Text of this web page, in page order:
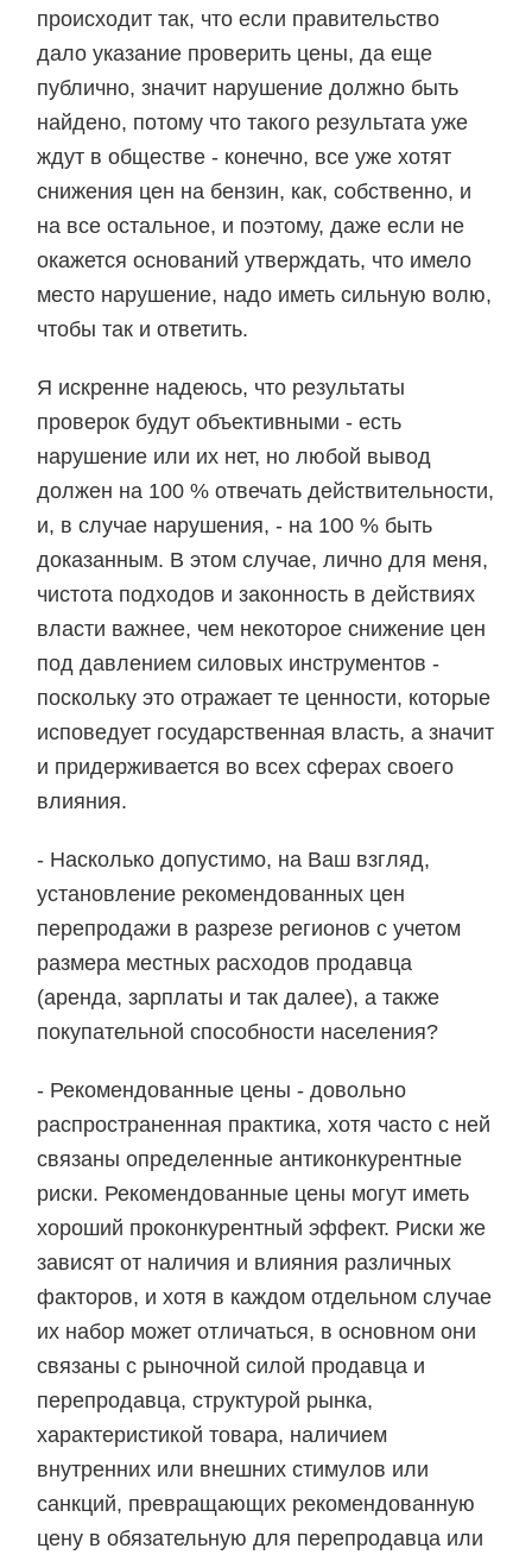
происходит так, что если правительство
дало указание проверить цены, да еще
публично, значит нарушение должно быть
найдено, потому что такого результата уже
ждут в обществе - конечно, все уже хотят
снижения цен на бензин, как, собственно, и
на все остальное, и поэтому, даже если не
окажется оснований утверждать, что имело
место нарушение, надо иметь сильную волю,
чтобы так и ответить.
Я искренне надеюсь, что результаты
проверок будут объективными - есть
нарушение или их нет, но любой вывод
должен на 100 % отвечать действительности,
и, в случае нарушения, - на 100 % быть
доказанным. В этом случае, лично для меня,
чистота подходов и законность в действиях
власти важнее, чем некоторое снижение цен
под давлением силовых инструментов -
поскольку это отражает те ценности, которые
исповедует государственная власть, а значит
и придерживается во всех сферах своего
влияния.
- Насколько допустимо, на Ваш взгляд,
установление рекомендованных цен
перепродажи в разрезе регионов с учетом
размера местных расходов продавца
(аренда, зарплаты и так далее), а также
покупательной способности населения?
- Рекомендованные цены - довольно
распространенная практика, хотя часто с ней
связаны определенные антиконкурентные
риски. Рекомендованные цены могут иметь
хороший проконкурентный эффект. Риски же
зависят от наличия и влияния различных
факторов, и хотя в каждом отдельном случае
их набор может отличаться, в основном они
связаны с рыночной силой продавца и
перепродавца, структурой рынка,
характеристикой товара, наличием
внутренних или внешних стимулов или
санкций, превращающих рекомендованную
цену в обязательную для перепродавца или